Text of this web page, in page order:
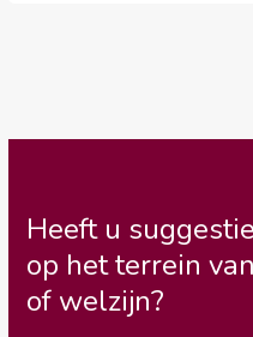
Heeft u
op het terrein
of welzijn?